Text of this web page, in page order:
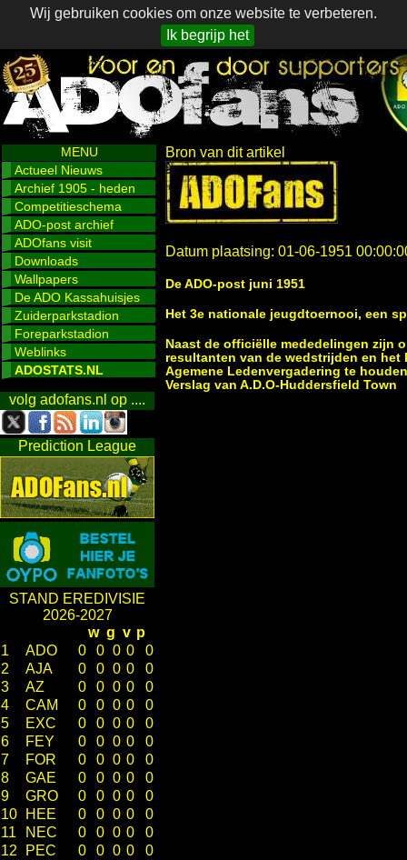
Wij gebruiken cookies om onze website te verbeteren.
Ik begrijp het
MENU
Actueel Nieuws
Archief 1905 - heden
Competitieschema
ADO-post archief
ADOfans visit
Downloads
Wallpapers
De ADO Kassahuisjes
Zuiderparkstadion
Foreparkstadion
Weblinks
ADOSTATS.NL
volg adofans.nl op ....
Prediction League
STAND EREDIVISIE
2026-2027
w g v p
1
ADO 0 0 0 0
0
2
AJA 0 0 0 0
0
3
AZ 0 0 0 0
0
4
CAM 0 0 0 0
0
5
EXC 0 0 0 0
0
6
FEY 0 0 0 0
0
7
FOR 0 0 0 0
0
8
GAE 0 0 0 0
0
9
GRO 0 0 0 0
0
10
HEE 0 0 0 0
0
11
NEC 0 0 0 0
0
12
PEC 0 0 0 0
0
Bron van dit artikel
Datum plaatsing: 01-06-1951
De ADO-post juni 1951
Het 3e nationale jeugdtoernooi, een
Naast de officiëlle mededelingen zijn
resultanten van de wedstrijden en het
Agemene Ledenvergadering te
Verslag van A.D.O-Huddersfield Town